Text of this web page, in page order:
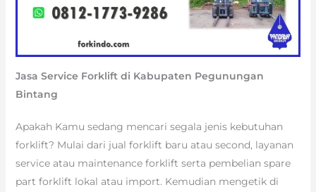
Jasa Service Forklift di Kabupaten Pegunungan
Bintang
Apakah Kamu sedang mencari segala jenis kebutuhan
forklift? Mulai dari jual forklift baru atau second, layanan
service atau maintenance forklift serta pembelian spare
part forklift lokal atau import. Kemudian mengetik di